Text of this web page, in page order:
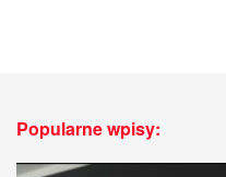
Popularne wpisy: